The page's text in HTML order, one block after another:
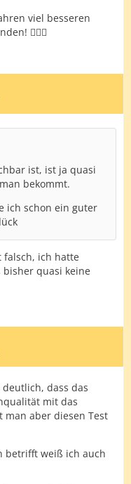
viel besseren
🤷🏻‍♂️
ist, ist ja quasi
bekommt.
ich schon ein guter
falsch, ich hatte
quasi keine
dass das
mit das
aber diesen Test
betrifft weiß ich auch